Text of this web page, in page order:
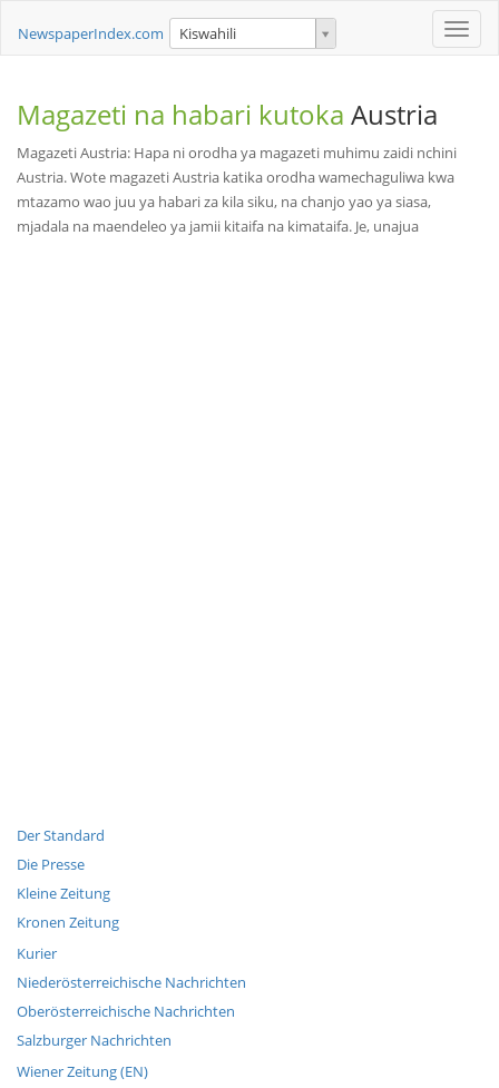
Toggle
NewspaperIndex.com Kiswahili
Magazeti na habari kutoka Austria
Magazeti Austria: Hapa ni orodha ya magazeti muhimu zaidi nchini
Austria. Wote magazeti Austria katika orodha wamechaguliwa kwa
mtazamo wao juu ya habari za kila siku, na chanjo yao ya siasa,
mjadala na maendeleo ya jamii kitaifa na kimataifa. Je, unajua
Der Standard
Die Presse
Kleine Zeitung
Kronen Zeitung
Kurier
Niederösterreichische Nachrichten
Oberösterreichische Nachrichten
Salzburger Nachrichten
Wiener Zeitung (EN)